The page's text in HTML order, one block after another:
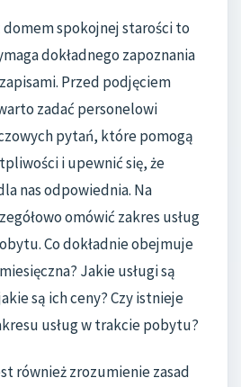
spokojnej starości to
dokładnego zapoznania
Przed podjęciem
zadać personelowi
pytań, które pomogą
i upewnić się, że
nas odpowiednia. Na
omówić zakres usług
Co dokładnie obejmuje
Jakie usługi są
są ich ceny? Czy istnieje
usług w trakcie pobytu?
również zrozumienie zasad